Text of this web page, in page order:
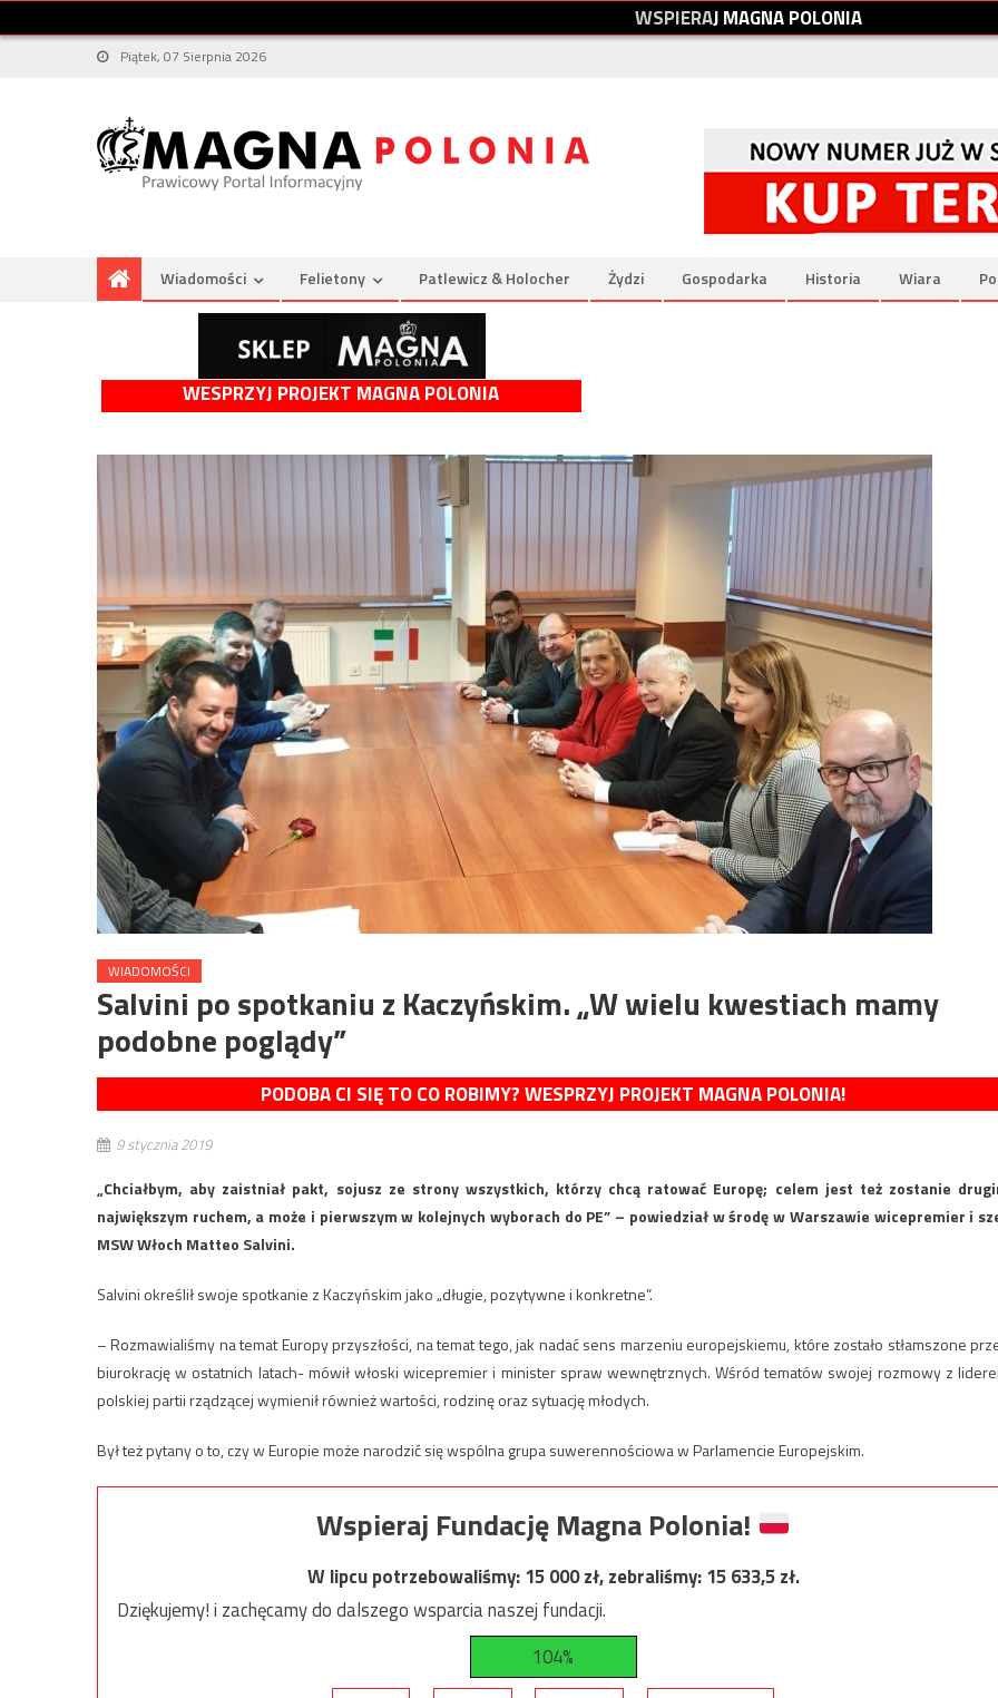
WSPIERAJMAGNAPOLONIA
Piątek, 07 Sierpnia 2026
Wiadomości Felietony Patlewicz & Holocher Żydzi Gospodarka Historia Wiara
WESPRZYJ PROJEKT MAGNA POLONIA
WIADOMOŚCI
Salvini po spotkaniu z Kaczyńskim. „W wielu kwestiach mamy
podobne poglądy”
PODOBA CI SIĘ TO CO ROBIMY? WESPRZYJ PROJEKT MAGNA POLONIA!
9 stycznia 2019
„Chciałbym, aby zaistniał pakt, sojusz ze strony wszystkich, którzy chcą ratować Europę; celem jest też zostanie
największym ruchem, a może i pierwszym w kolejnych wyborach do PE” – powiedział w środę w Warszawie wicepremier i
MSW Włoch Matteo Salvini.
Salvini określił swoje spotkanie z Kaczyńskim jako „długie, pozytywne i konkretne”.
– Rozmawialiśmy na temat Europy przyszłości, na temat tego, jak nadać sens marzeniu europejskiemu, które zostało stłamszone
biurokrację w ostatnich latach- mówił włoski wicepremier i minister spraw wewnętrznych. Wśród tematów swojej rozmowy z
polskiej partii rządzącej wymienił również wartości, rodzinę oraz sytuację młodych.
Był też pytany o to, czy w Europie może narodzić się wspólna grupa suwerennościowa w Parlamencie Europejskim.
Wspieraj Fundację Magna Polonia!
W lipcu potrzebowaliśmy:15 000zł, zebraliśmy:15 633,5zł.
Dziękujemy! i zachęcamy do dalszego wsparcia naszej fundacji.
104%